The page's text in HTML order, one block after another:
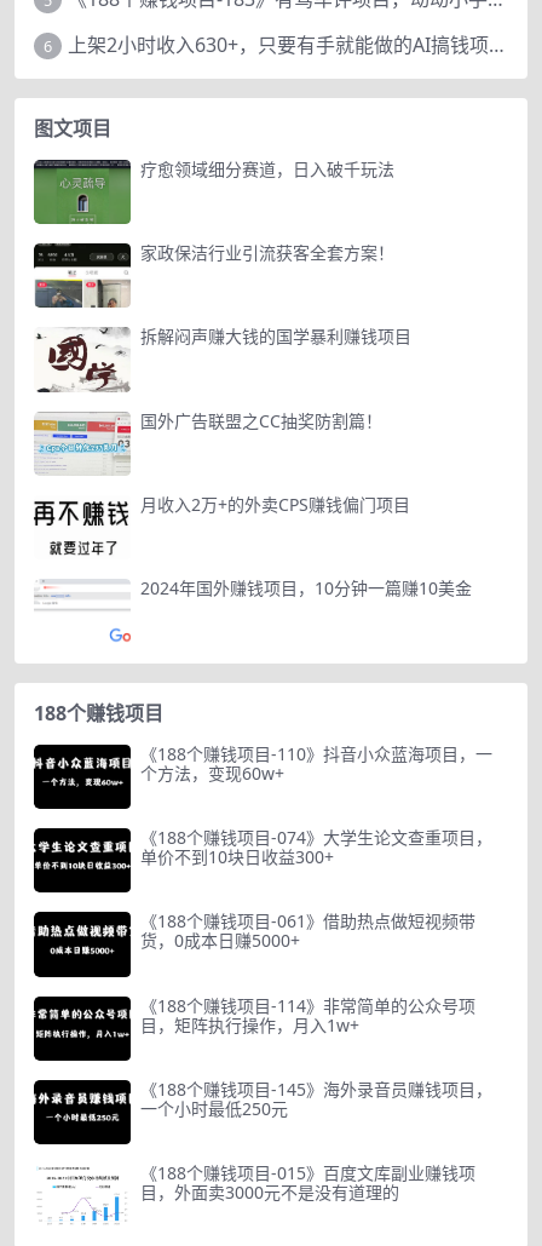
6 上架2小时收入630+，只要有手就能做的AI搞钱项目，奶奶看完都能学会!
图文项目
疗愈领域细分赛道，日入破千玩法
家政保洁行业引流获客全套方案！
拆解闷声赚大钱的国学暴利赚钱项目
国外广告联盟之CC抽奖防割篇！
月收入2万+的外卖CPS赚钱偏门项目
2024年国外赚钱项目，10分钟一篇赚10美金
188个赚钱项目
《188个赚钱项目-110》抖音小众蓝海项目，一
个方法，变现60w+
《188个赚钱项目-074》大学生论文查重项目，
单价不到10块日收益300+
《188个赚钱项目-061》借助热点做短视频带
货，0成本日赚5000+
《188个赚钱项目-114》非常简单的公众号项
目，矩阵执行操作，月入1w+
《188个赚钱项目-145》海外录音员赚钱项目，
一个小时最低250元
《188个赚钱项目-015》百度文库副业赚钱项
目，外面卖3000元不是没有道理的